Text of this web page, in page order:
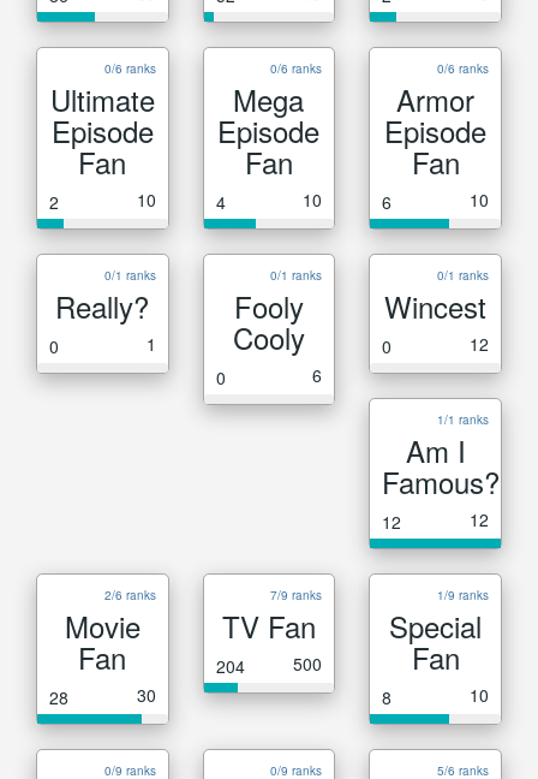
0/6 ranks
Ultimate
Episode
Fan
2 10
0/6 ranks
Mega
Episode
Fan
4 10
0/6 ranks
Armor
Episode
Fan
6 10
0/1 ranks
Really?
0 1
0/1 ranks
Fooly
Cooly
0 6
0/1 ranks
Wincest
0 12
1/1 ranks
Am I
Famous?
12 12
2/6 ranks
Movie
Fan
28 30
7/9 ranks
TV Fan
204 500
1/9 ranks
Special
Fan
8 10
0/9 ranks 0/9 ranks 5/6 ranks